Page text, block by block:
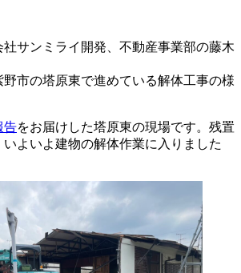
社サンミライ開発、不動産事業部の藤木
市の塔原東で進めている解体工事の様
告をお届けした塔原東の現場です。残置
よいよ建物の解体作業に入りました